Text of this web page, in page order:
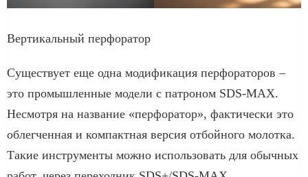
Вертикальный перфоратор
Существует еще одна модификация перфораторов –
это промышленные модели с патроном SDS-MAX.
Несмотря на название «перфоратор», фактически это
облегченная и компактная версия отбойного молотка.
Такие инструменты можно использовать для обычных